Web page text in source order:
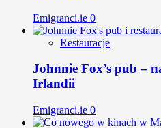
Emigranci.ie 0
Restauracje
Johnnie Fox’s pub –
Irlandii
Emigranci.ie 0